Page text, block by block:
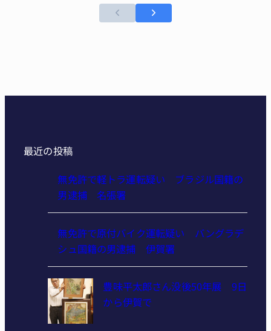
最近の投稿
無免許で軽トラ運転疑い ブラジル国籍の
男逮捕 名張署
無免許で原付バイク運転疑い バングラデ
シュ国籍の男逮捕 伊賀署
豊味平太郎さん没後50年展 9日
から伊賀で